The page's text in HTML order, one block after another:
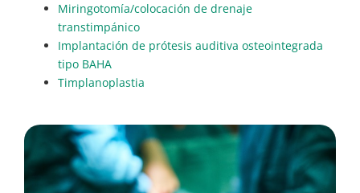
Miringotomía/colocación de drenaje
transtimpánico
Implantación de prótesis auditiva osteointegrada
tipo BAHA
Timplanoplastia